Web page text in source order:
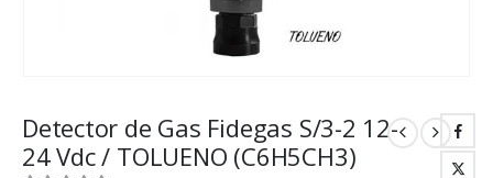
Detector de Gas Fidegas S/3-2 12-
24 Vdc / TOLUENO (C6H5CH3)